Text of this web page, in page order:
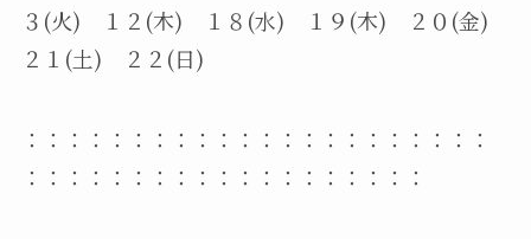
３(火) １２(木) １８(水) １９(木) ２０(金)
２１(土) ２２(日)
：：：：：：：：：：：：：：：：：：：：：：
：：：：：：：：：：：：：：：：：：：